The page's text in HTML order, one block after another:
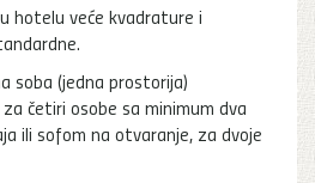
hotelu veće kvadrature i
soba (jedna prostorija)
četiri osobe sa minimum dva
ili sofom na otvaranje, za dvoje